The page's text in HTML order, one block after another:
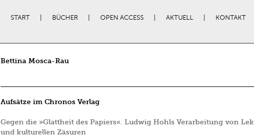
START BÜCHER OPEN ACCESS AKTUELL KONTAKT
Bettina Mosca-Rau
Aufsätze im Chronos Verlag
Gegen die »Glattheit des Papiers«. Ludwig Hohls Verarbeitung von
und kulturellen Zäsuren